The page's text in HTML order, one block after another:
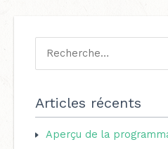
c
h
e
Articles récents
Aperçu de la
g